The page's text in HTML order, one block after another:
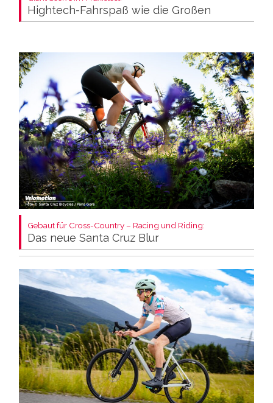
Hightech-Fahrspaß wie die Großen
Gebaut für Cross-Country – Racing und Riding:
Das neue Santa Cruz Blur